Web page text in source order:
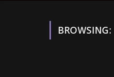
BROWSING: